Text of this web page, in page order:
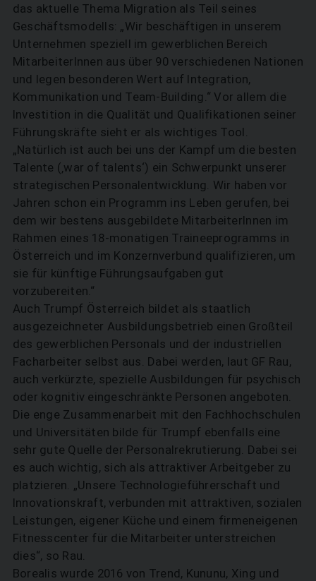
das aktuelle Thema Migration als Teil seines
Geschäftsmodells: „Wir beschäftigen in unserem
Unternehmen speziell im gewerblichen Bereich
MitarbeiterInnen aus über 90 verschiedenen Nationen
und legen besonderen Wert auf Integration,
Kommunikation und Team-Building.“ Vor allem die
Investition in die Qualität und Qualifikationen seiner
Führungskräfte sieht er als wichtiges Tool.
„Natürlich ist auch bei uns der Kampf um die besten
Talente (‚war of talents‘) ein Schwerpunkt unserer
strategischen Personalentwicklung. Wir haben vor
Jahren schon ein Programm ins Leben gerufen, bei
dem wir bestens ausgebildete MitarbeiterInnen im
Rahmen eines 18-monatigen Traineeprogramms in
Österreich und im Konzernverbund qualifizieren, um
sie für künftige Führungsaufgaben gut
vorzubereiten.“
Auch Trumpf Österreich bildet als staatlich
ausgezeichneter Ausbildungsbetrieb einen Großteil
des gewerblichen Personals und der industriellen
Facharbeiter selbst aus. Dabei werden, laut GF Rau,
auch verkürzte, spezielle Ausbildungen für psychisch
oder kognitiv eingeschränkte Personen angeboten.
Die enge Zusammenarbeit mit den Fachhochschulen
und Universitäten bilde für Trumpf ebenfalls eine
sehr gute Quelle der Personalrekrutierung. Dabei sei
es auch wichtig, sich als attraktiver Arbeitgeber zu
platzieren. „Unsere Technologieführerschaft und
Innovationskraft, verbunden mit attraktiven, sozialen
Leistungen, eigener Küche und einem firmeneigenen
Fitnesscenter für die Mitarbeiter unterstreichen
dies“, so Rau.
Borealis wurde 2016 von Trend, Kununu, Xing und